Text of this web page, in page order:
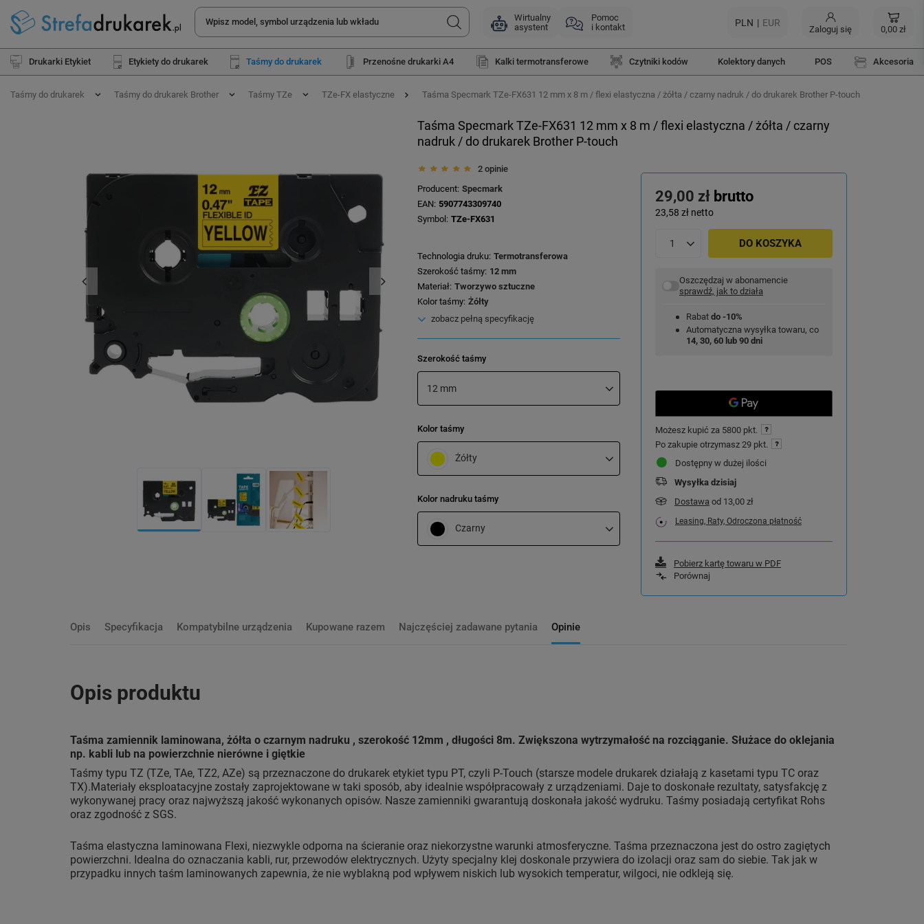
Wirtualny
asystent
Pomoc
i kontakt
PLN EUR
Zaloguj się 0,00 zł
Drukarki Etykiet Etykiety do drukarek Taśmy do drukarek Przenośne drukarki A4 Kalki termotransferowe Czytniki kodów Kolektory danych POS Akcesoria
Taśmy do drukarek Taśmy do drukarek Brother Taśmy TZe TZe-FX elastyczne Taśma Specmark TZe-FX631 12 mm x 8 m / flexi elastyczna / żółta / czarny nadruk / do drukarek Brother P-touch
Taśma Specmark TZe-FX631 12 mm x 8 m / flexi elastyczna / żółta / czarny
nadruk / do drukarek Brother P-touch
2 opinie
29,00 zł brutto
23,58 zł netto
DO KOSZYKA
Oszczędzaj w abonamencie
sprawdź, jak to działa
Rabat do -10%
Automatyczna wysyłka towaru, co
14, 30, 60 lub 90 dni
Możesz kupić za 5800 pkt.
Po zakupie otrzymasz 29 pkt.
Dostępny w dużej ilości
Wysyłka dzisiaj
Dostawa od 13,00 zł
Leasing, Raty, Odroczona płatność
Pobierz kartę towaru w PDF
Porównaj
Producent Specmark
EAN 5907743309740
Symbol
TZe-FX631
Technologia druku Termotransferowa
Szerokość taśmy 12 mm
Materiał Tworzywo sztuczne
Kolor taśmy Żółty
zobacz pełną specyfikację
Szerokość taśmy
12 mm
Kolor taśmy
Żółty
Kolor nadruku taśmy
Czarny
Opis Specyfikacja Kompatybilne urządzenia Kupowane razem Najczęściej zadawane pytania Opinie
Opis produktu
Taśma zamiennik laminowana, żółta o czarnym nadruku , szerokość 12mm , długości 8m. Zwiększona wytrzymałość na rozciąganie. Służace do oklejania
np. kabli lub na powierzchnie nierówne i giętkie
Taśmy typu TZ (TZe, TAe, TZ2, AZe) są przeznaczone do drukarek etykiet typu PT, czyli P-Touch (starsze modele drukarek działają z kasetami typu TC oraz
TX).Materiały eksploatacyjne zostały zaprojektowane w taki sposób, aby idealnie współpracowały z urządzeniami. Daje to doskonałe rezultaty, satysfakcję z
wykonywanej pracy oraz najwyższą jakość wykonanych opisów. Nasze zamienniki gwarantują doskonała jakość wydruku. Taśmy posiadają certyfikat Rohs
oraz zgodność z SGS.
Taśma elastyczna laminowana Flexi, niezwykle odporna na ścieranie oraz niekorzystne warunki atmosferyczne. Taśma przeznaczona jest do ostro zagiętych
powierzchni. Idealna do oznaczania kabli, rur, przewodów elektrycznych. Użyty specjalny klej doskonale przywiera do izolacji oraz sam do siebie. Tak jak w
przypadku innych taśm laminowanych zapewnia, że nie wyblakną pod wpływem niskich lub wysokich temperatur, wilgoci, nie odkleją się.